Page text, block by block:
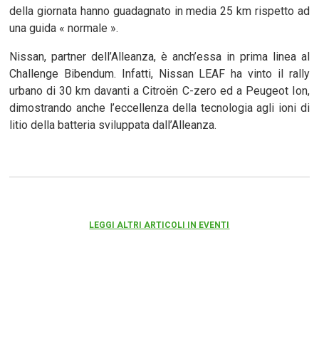
della giornata hanno guadagnato in media 25 km rispetto ad
una guida « normale ».
Nissan, partner dell’Alleanza, è anch’essa in prima linea al
Challenge Bibendum. Infatti, Nissan LEAF ha vinto il rally
urbano di 30 km davanti a Citroën C-zero ed a Peugeot Ion,
dimostrando anche l’eccellenza della tecnologia agli ioni di
litio della batteria sviluppata dall’Alleanza.
LEGGI ALTRI ARTICOLI IN EVENTI